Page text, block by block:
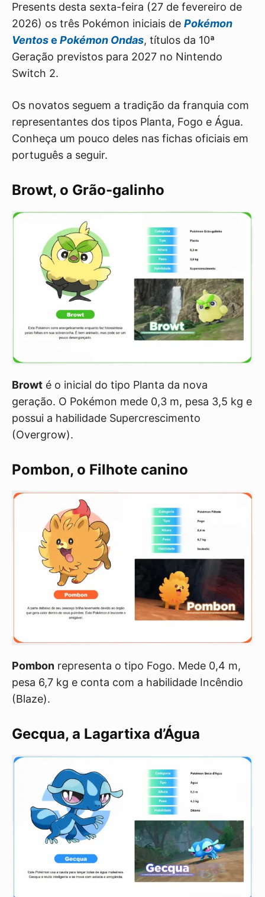
Presents desta sexta-feira (27 de fevereiro de
2026) os três Pokémon iniciais de Pokémon
Ventose Pokémon Ondas, títulos da 10ª
Geração previstos para 2027 no Nintendo
Switch 2.
Os novatos seguem a tradição da franquia com
representantes dos tipos Planta, Fogo e Água.
Conheça um pouco deles nas fichas oficiais em
português a seguir.
Browt, o Grão-galinho
Browt é o inicial do tipo Planta da nova
geração. O Pokémon mede 0,3 m, pesa 3,5 kg e
possui a habilidade Supercrescimento
(Overgrow).
Pombon, o Filhote canino
Pombon representa o tipo Fogo. Mede 0,4 m,
pesa 6,7 kg e conta com a habilidade Incêndio
(Blaze).
Gecqua, a Lagartixa d’Água